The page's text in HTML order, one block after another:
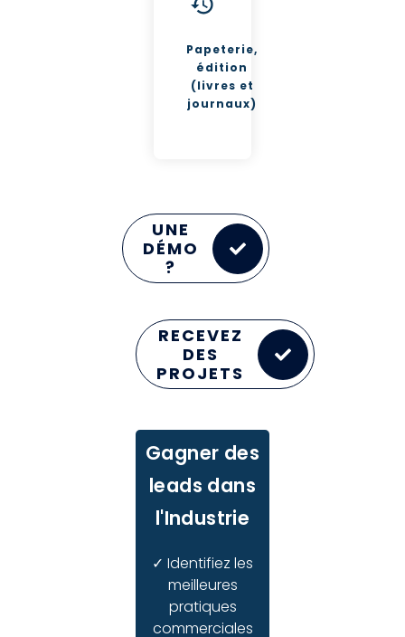
Papeterie,
édition
(livres et
journaux)
UNE
DÉMO
?
RECEVEZ
DES
PROJETS
Gagner des
leads dans
l'Industrie
✓ Identifiez les
meilleures
pratiques
commerciales